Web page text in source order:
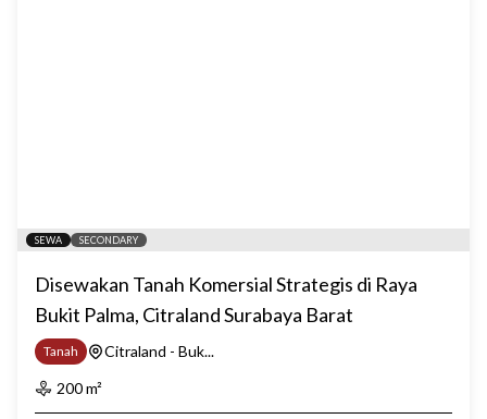
SEWA SECONDARY
Disewakan Tanah Komersial Strategis di Raya
Bukit Palma, Citraland Surabaya Barat
Tanah
Citraland - Buk...
200m²